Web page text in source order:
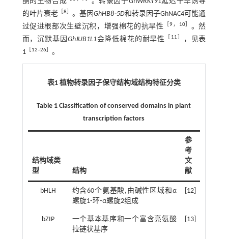
的叶片衰老［8］ 。基因GhHB8⁃5D和转录因子GhNAC4可能通
过促进根部次生壁沉积，增强棉花的抗旱性 ［9， 10］ 。然
而，沉默基因 GhJUB1L1会降低棉花的耐旱性 ［ 11］ ，见表
1 ［12~26］ 。
表1 植物转录因子保守结构域结构特征分类
Table 1 Classification of conserved domains in plant
transcription factors
结构域类
型
结构
参
考
文
献
bHLH 约含60个氨基酸,由碱性区域和 α
螺旋1⁃环⁃α螺旋2组成
12]
bZIP
一个基本基序和一个富含亮氨酸
拉链状基序
13]